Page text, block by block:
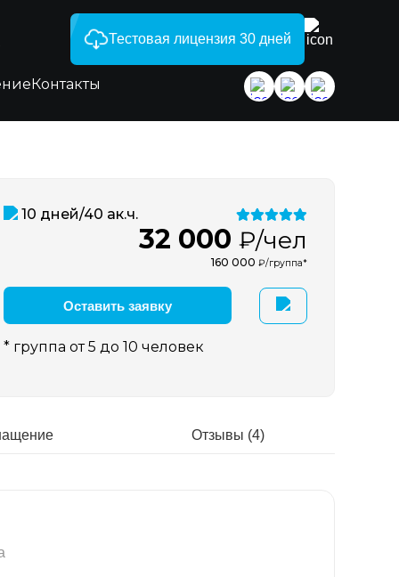
Тестовая лицензия 30 дней
Контакты
10 дней/40 ак.ч.
32 000 ₽/чел
160 000 ₽/группа*
Оставить заявку
* группа от 5 до 10 человек
Отзывы (4)